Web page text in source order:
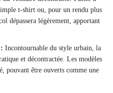
t-shirt ou, pour un rendu plus
dépassera légèrement, apportant
Incontournable du style urbain, la
et décontractée. Les modèles
pouvant être ouverts comme une